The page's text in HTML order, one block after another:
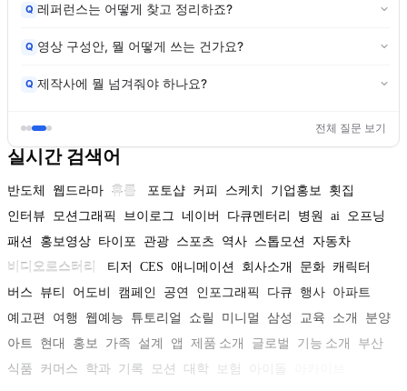
Q 레퍼런스는 어떻게 찾고 정리하죠?
Q 영상 구성안, 뭘 어떻게 쓰는 건가요?
Q 제작사에 뭘 넘겨줘야 하나요?
전체 질문 보기
실시간 검색어
반도체 웹드라마 휴롬 포토샵 커피 스케치 기업홍보
횟집
인터뷰
모션그래픽 브이로그 네이버 다큐멘터리 병원 ai
오프닝
패션
홍보영상 타이포 관광 스포츠 역사 스톱모션
자동차
비디오로스터리
티저 CES 애니메이션 회사소개 문화 캐릭터
버스
뷰티 어도비 캠페인 공연 인포그래픽 다큐 행사 아파트
예고편
여행 웹예능 튜토리얼 쇼릴 미니멀 삼성 교육 소개
분양
아트
현대 홍보 가족 설계 앱 제품 소개 글로벌 기능 소개
부산
식품
커머스 학과 기록 모션 대학 보험